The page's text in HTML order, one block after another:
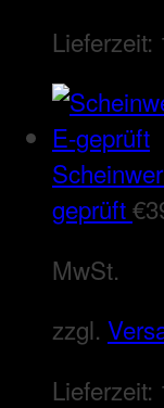
Lieferzeit:
geprüft€
MwSt.
zzgl.
Lieferzeit: